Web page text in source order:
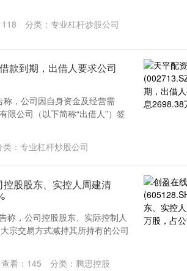
118 分类： 专业杠杆炒股公司
款到期，出借人要求公司
，公司因自身资金及经营需
限公司（以下简称“出借人”）签
： 专业杠杆炒股公司
股股东、实控人周建清
称，公司控股股东、实际控制人
宗交易方式减持其所持有的公司
查看： 145 分类： 腾思控股
1.42% 沪深300